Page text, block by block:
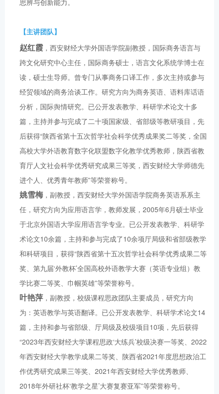
思辨与创新能力。
【主讲团队】
赵红霞 ，西安财经大学外国语学院副教授，国际商务语言与
跨文化研究中心主任，国际商务硕士，语言文化系统学博士在
读，硕士生导师。曾专门从事商务口译工作，多次主持或参与
经贸领域的商务洽谈工作。研究方向为商务英语、语料库话语
分析，国际舆情研究。已公开发表教学、科研学术论文十多
篇，主持并参与完成了二十项国家级、省部级等教研项目，先
后获得“陕西省第十五次哲学社会科学优秀成果奖二等奖，全国
高校大学外语教育数字化联盟数字化教学优秀教师，陕西省教
育厅人文社会科学优秀研究成果三等奖，西安财经大学师德先
进个人、优秀青年教师”等荣誉称号。
姚雪梅 ，副教授，西安财经大学外国语学院商务英语系系主
任，研究方向为应用语言学，教师发展，2005年6月硕士毕业
于北京外国语大学应用语言学专业。已公开发表教学、科研学
术论文10余篇，主持和参与完成了10余项厅局级和省部级教学
和科研项目，获得“陕西省第十五次哲学社会科学优秀成果二等
奖、第九届‘外教杯’全国高校外语教学大赛（英语专业组）教
学比赛二等奖、巾帼英雄”等荣誉称号。
叶艳萍 ，副教授，校级课程思政团队主要成员，研究方向
为：英语教学与英语翻译。已公开发表教学、科研学术论文14
篇，主持和参与省部级、厅局级及校级项目10项，先后获得
“2023年西安财经大学课程思政‘大练兵’校级决赛一等奖、2022
年西安财经大学教学成果二等奖、陕西省2021年度思想政治工
作优秀研究成果三等奖、2021年西安财经大学优秀教师、
2018年外研社杯‘教学之星’大赛复赛亚军”等荣誉称号。